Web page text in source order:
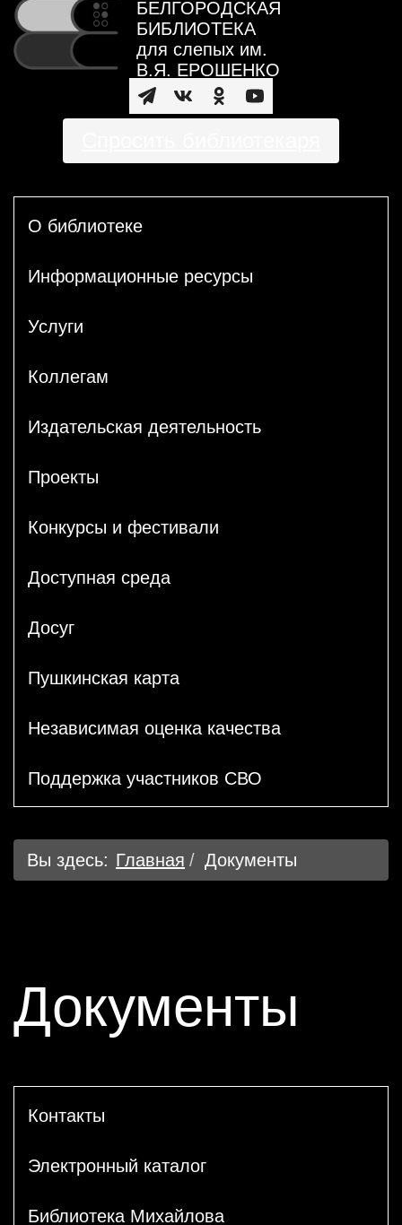
БЕЛГОРОДСКАЯ
БИБЛИОТЕКА
для слепых им.
В.Я. ЕРОШЕНКО
О библиотеке
Информационные ресурсы
Услуги
Коллегам
Издательская деятельность
Проекты
Конкурсы и фестивали
Доступная среда
Досуг
Пушкинская карта
Независимая оценка качества
Поддержка участников СВО
Вы здесь: Главная Документы
Документы
Контакты
Электронный каталог
Библиотека Михайлова